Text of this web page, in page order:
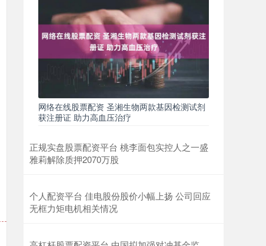
网络在线股票配资 圣湘生物两款基因检测试剂
获注册证 助力高血压治疗
正规实盘股票配资平台 桃李面包实控人之一盛
雅莉解除质押2070万股
个人配资平台 佳电股份股价小幅上扬 公司回应
无框力矩电机相关情况